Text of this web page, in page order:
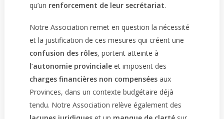
qu’un renforcement de leur secrétariat.
Notre Association remet en question la nécessité
et la justification de ces mesures qui créent une
confusion des rôles, portent atteinte à
l’autonomie provincialeet imposent des
charges financières non compenséesaux
Provinces, dans un contexte budgétaire déjà
tendu. Notre Association relève également des